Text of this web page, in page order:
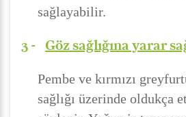
sağlayabilir.
3 - Göz sağlığına yarar
Pembe ve kırmızı
sağlığı üzerinde oldukça